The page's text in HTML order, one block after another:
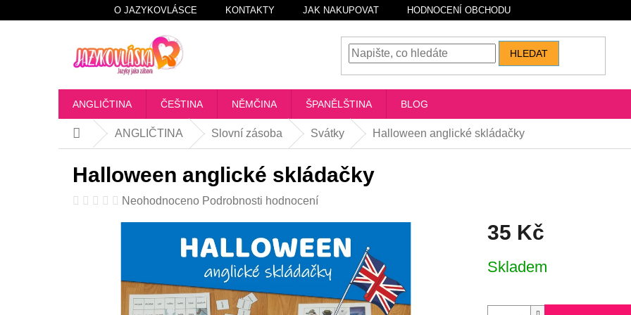
na
O JAZYKOVLÁSCE KONTAKTY JAK NAKUPOVAT HODNOCENÍ OBCHODU
HLEDAT
ANGLIČTINA ČEŠTINA NĚMČINA ŠPANĚLŠTINA BLOG
DomůANGLIČTINA Slovní zásoba Svátky Halloween anglické skládačky
Halloween anglické skládačky
Průměrné
produktu
Neohodnoceno Podrobnosti hodnocení
35 Kč
cena:
Skladem